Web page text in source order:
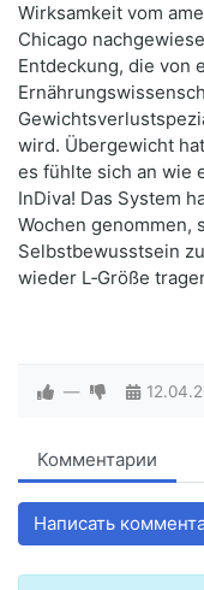
Wirksamkeit vom
Chicago
Entdeckung, die von
wird. Übergewicht
es fühlte sich an wie
InDiva! Das System
Wochen genommen,
Selbstbewusstsein
wieder L‑Größe
—
Комментарии
Написать